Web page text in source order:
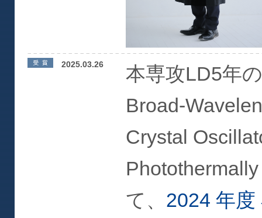
2025.03.26
本専攻LD5年
Broad-
Crystal
て、 2024 年度